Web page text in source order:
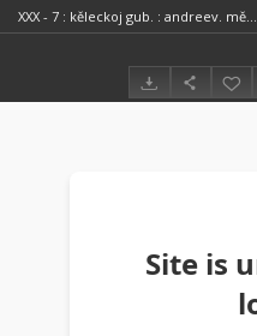
XXX - 7 : kěleckoj gub. : andreev. měhovsk. olkušsk. i pinčovskago uězdov